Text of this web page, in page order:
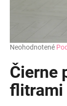
Priemerné
produktu
je
0,0
Neohodnotené
Čierne
flitrami